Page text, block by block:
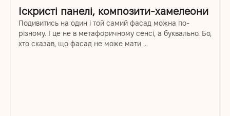
Іскристі панелі, композити-хамелеони
Подивитись на один і той самий фасад можна по-
різному. І це не в метафоричному сенсі, а буквально. Бо,
хто сказав, що фасад не може мати ...